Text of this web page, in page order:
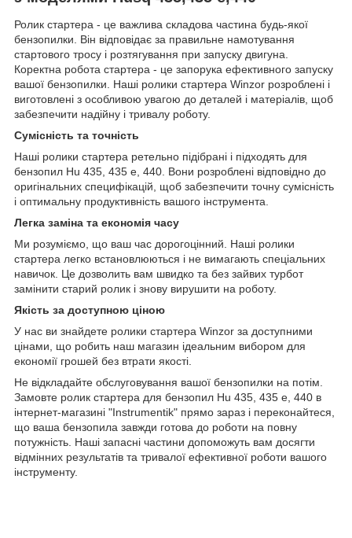
Ролик стартера - це важлива складова частина будь-якої
бензопилки. Він відповідає за правильне намотування
стартового тросу і розтягування при запуску двигуна.
Коректна робота стартера - це запорука ефективного запуску
вашої бензопилки. Наші ролики стартера Winzor розроблені і
виготовлені з особливою увагою до деталей і матеріалів, щоб
забезпечити надійну і тривалу роботу.
Сумісність та точність
Наші ролики стартера ретельно підібрані і підходять для
бензопил Hu 435, 435 e, 440. Вони розроблені відповідно до
оригінальних специфікацій, щоб забезпечити точну сумісність
і оптимальну продуктивність вашого інструмента.
Легка заміна та економія часу
Ми розуміємо, що ваш час дорогоцінний. Наші ролики
стартера легко встановлюються і не вимагають спеціальних
навичок. Це дозволить вам швидко та без зайвих турбот
замінити старий ролик і знову вирушити на роботу.
Якість за доступною ціною
У нас ви знайдете ролики стартера Winzor за доступними
цінами, що робить наш магазин ідеальним вибором для
економії грошей без втрати якості.
Не відкладайте обслуговування вашої бензопилки на потім.
Замовте ролик стартера для бензопил Hu 435, 435 e, 440 в
інтернет-магазині "Instrumentik" прямо зараз і переконайтеся,
що ваша бензопила завжди готова до роботи на повну
потужність. Наші запасні частини допоможуть вам досягти
відмінних результатів та тривалої ефективної роботи вашого
інструменту.